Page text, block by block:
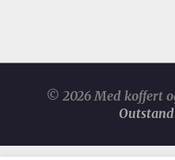
© 2026 Med koffert